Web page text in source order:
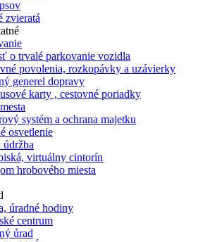
zvieratá
o trvalé parkovanie vozidla
povolenia, rozkopávky a uzávierky
generel dopravy
karty , cestovné poriadky
systém a ochrana majetku
osvetlenie
údržba
virtuálny cintorín
hrobového miesta
úradné hodiny
centrum
úrad